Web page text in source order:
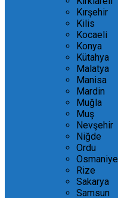
Kırşehir
Kilis
Kocaeli
Konya
Kütahya
Malatya
Manisa
Mardin
Muğla
Muş
Nevşehir
Niğde
Ordu
Osmaniye
Rize
Sakarya
Samsun